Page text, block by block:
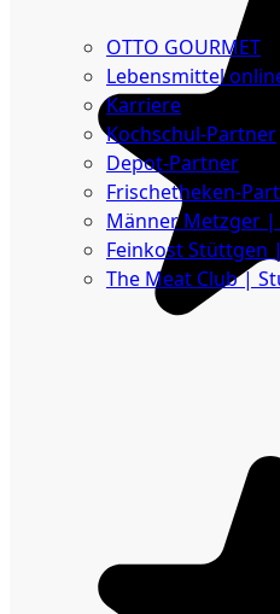
OTTO GOURMET
Lebensmittel
Karriere
Kochschul-Partner
Depot-Partner
Frischetheken-
Männer Metzger |
Feinkost Stüttgen
The Meat Club |
Geschäftskunden